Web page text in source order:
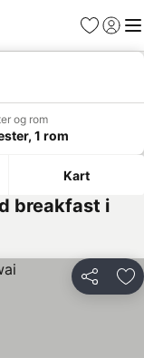
Favoritter
Logg
og rom
1 rom
Kart
breakfast i
Del